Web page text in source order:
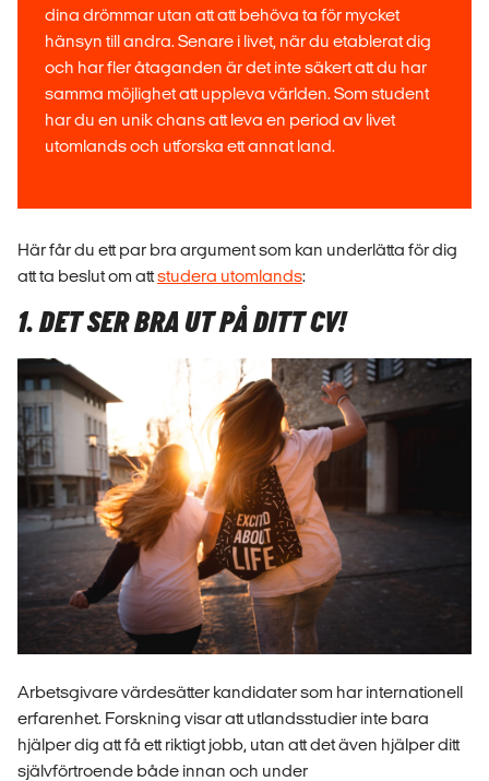
dina drömmar utan att att behöva ta för mycket
hänsyn till andra. Senare i livet, när du etablerat dig
och har fler åtaganden är det inte säkert att du har
samma möjlighet att uppleva världen. Som student
har du en unik chans att leva en period av livet
utomlands och utforska ett annat land.
Här får du ett par bra argument som kan underlätta för dig
att ta beslut om attstudera utomlands:
1. DET SER BRA UT PÅ DITT CV!
Arbetsgivare värdesätter kandidater som har internationell
erfarenhet. Forskning visar att utlandsstudier inte bara
hjälper dig att få ett riktigt jobb, utan att det även hjälper ditt
självförtroende både innan och under